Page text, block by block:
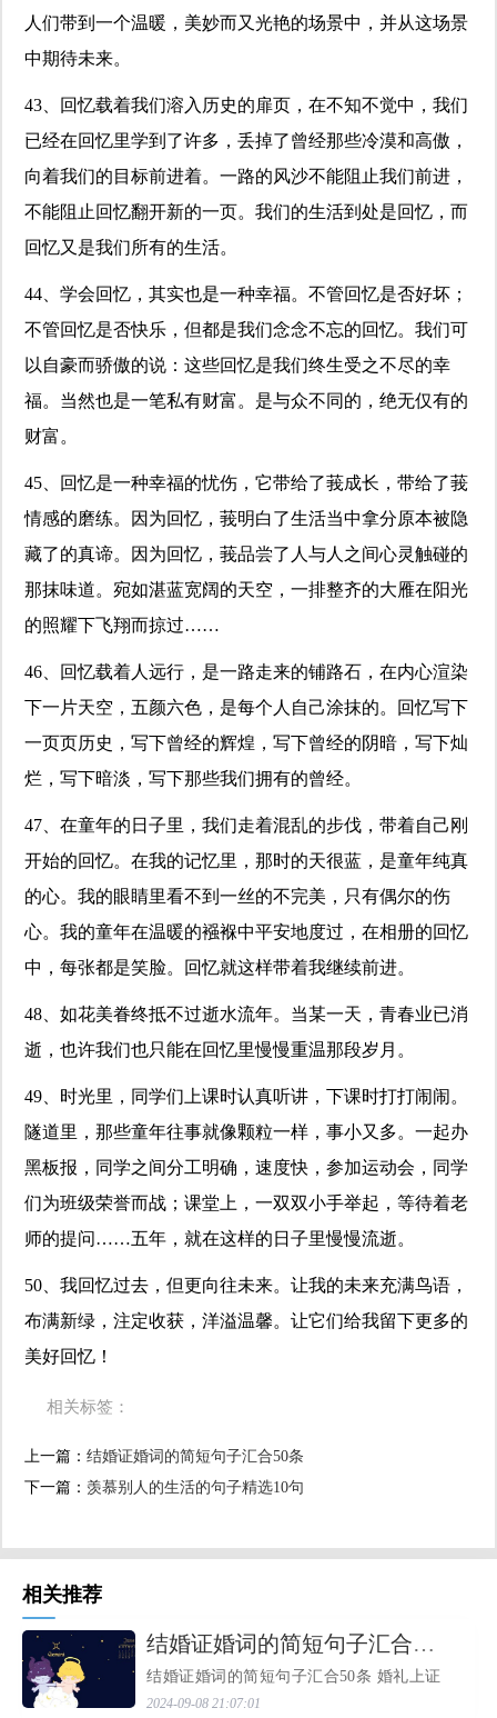
人们带到一个温暖，美妙而又光艳的场景中，并从这场景
中期待未来。
43、回忆载着我们溶入历史的扉页，在不知不觉中，我们
已经在回忆里学到了许多，丢掉了曾经那些冷漠和高傲，
向着我们的目标前进着。一路的风沙不能阻止我们前进，
不能阻止回忆翻开新的一页。我们的生活到处是回忆，而
回忆又是我们所有的生活。
44、学会回忆，其实也是一种幸福。不管回忆是否好坏；
不管回忆是否快乐，但都是我们念念不忘的回忆。我们可
以自豪而骄傲的说：这些回忆是我们终生受之不尽的幸
福。当然也是一笔私有财富。是与众不同的，绝无仅有的
财富。
45、回忆是一种幸福的忧伤，它带给了莪成长，带给了莪
情感的磨练。因为回忆，莪明白了生活当中拿分原本被隐
藏了的真谛。因为回忆，莪品尝了人与人之间心灵触碰的
那抹味道。宛如湛蓝宽阔的天空，一排整齐的大雁在阳光
的照耀下飞翔而掠过……
46、回忆载着人远行，是一路走来的铺路石，在内心渲染
下一片天空，五颜六色，是每个人自己涂抹的。回忆写下
一页页历史，写下曾经的辉煌，写下曾经的阴暗，写下灿
烂，写下暗淡，写下那些我们拥有的曾经。
47、在童年的日子里，我们走着混乱的步伐，带着自己刚
开始的回忆。在我的记忆里，那时的天很蓝，是童年纯真
的心。我的眼睛里看不到一丝的不完美，只有偶尔的伤
心。我的童年在温暖的襁褓中平安地度过，在相册的回忆
中，每张都是笑脸。回忆就这样带着我继续前进。
48、如花美眷终抵不过逝水流年。当某一天，青春业已消
逝，也许我们也只能在回忆里慢慢重温那段岁月。
49、时光里，同学们上课时认真听讲，下课时打打闹闹。
隧道里，那些童年往事就像颗粒一样，事小又多。一起办
黑板报，同学之间分工明确，速度快，参加运动会，同学
们为班级荣誉而战；课堂上，一双双小手举起，等待着老
师的提问……五年，就在这样的日子里慢慢流逝。
50、我回忆过去，但更向往未来。让我的未来充满鸟语，
布满新绿，注定收获，洋溢温馨。让它们给我留下更多的
美好回忆！
相关标签：
上一篇： ​结婚证婚词的简短句子汇合50条
下一篇： ​羡慕别人的生活的句子精选10句
相关推荐
​结婚证婚词的简短句子汇合50条
结婚证婚词的简短句子汇合50条 婚礼上证
士、先生们、朋友们: 晚上好! 今天，是xx
2024-09-08 21:07:01